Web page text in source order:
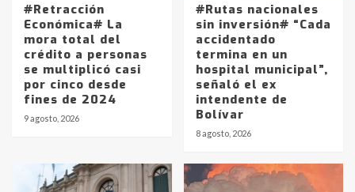
#Retracción
Económica# La
mora total del
crédito a personas
se multiplicó casi
por cinco desde
fines de 2024
9 agosto, 2026
#Rutas nacionales
sin inversión# “Cada
accidentado
termina en un
hospital municipal”,
señaló el ex
intendente de
Bolívar
8 agosto, 2026
Identidad de los adolescentes
protagonistas del fatal accidente
en la mañana del lunes